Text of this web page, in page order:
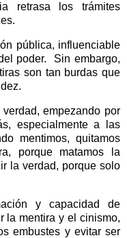
retrasa los trámites
pública, influenciable
poder.
Sin embargo,
son tan burdas que
empezando por
especialmente a las
mentimos, quitamos
porque matamos la
la verdad, porque solo
y capacidad de
la mentira y el cinismo,
embustes y evitar ser